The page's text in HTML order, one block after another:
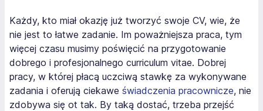
Każdy, kto miał okazję już tworzyć swoje CV, wie, że
nie jest to łatwe zadanie. Im poważniejsza praca, tym
więcej czasu musimy poświęcić na przygotowanie
dobrego i profesjonalnego curriculum vitae. Dobrej
pracy, w której płacą uczciwą stawkę za wykonywane
zadania i oferują ciekawe świadczenia pracownicze, nie
zdobywa się ot tak. By taką dostać, trzeba przejść